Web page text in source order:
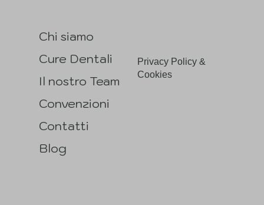
Chi siamo
Cure Dentali
Il nostro Team
Convenzioni
Contatti
Blog
Privacy Policy &
Cookies